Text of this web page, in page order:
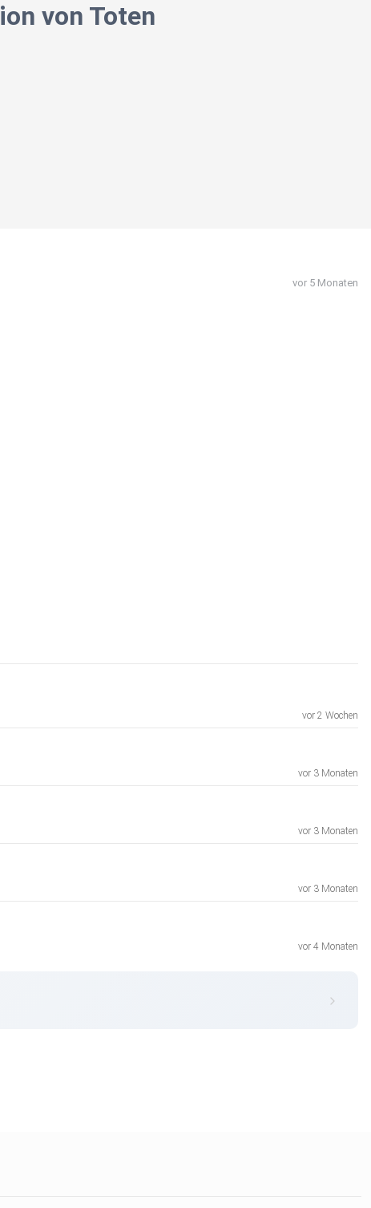
von Toten
vor 5 Monaten
vor 2 Wochen
vor 3 Monaten
vor 3 Monaten
vor 3 Monaten
vor 4 Monaten